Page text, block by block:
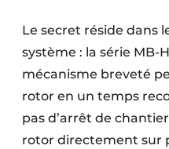
Le secret réside dans
système : la série MB-
mécanisme breveté
rotor en un temps
pas d’arrêt de
rotor directement sur